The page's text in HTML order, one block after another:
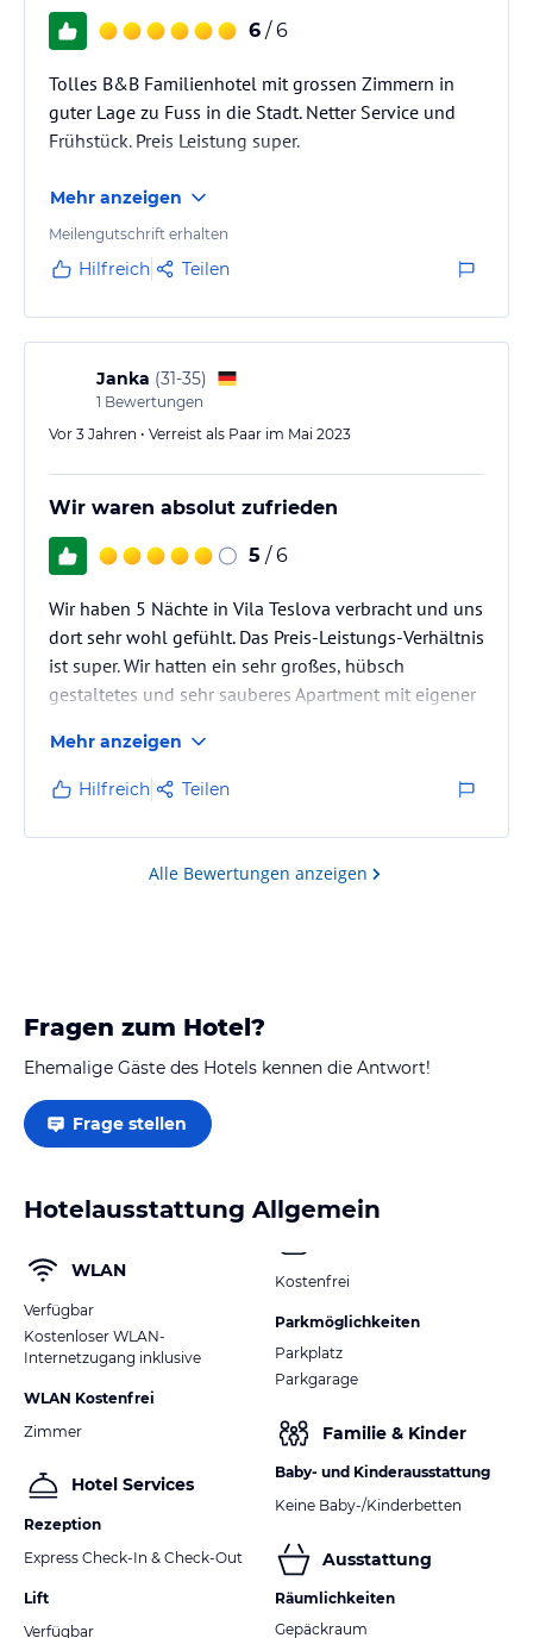
6 / 6
Tolles B&B Familienhotel mit grossen Zimmern in
guter Lage zu Fuss in die Stadt. Netter Service und
Frühstück. Preis Leistung super.
Mehr anzeigen
Meilengutschrift erhalten
Hilfreich Teilen
Janka (31-35)
1 Bewertungen
Vor 3 Jahren • Verreist als Paar im Mai 2023
Wir waren absolut zufrieden
5 / 6
Wir haben 5 Nächte in Vila Teslova verbracht und uns
dort sehr wohl gefühlt. Das Preis-Leistungs-Verhältnis
ist super. Wir hatten ein sehr großes, hübsch
gestaltetes und sehr sauberes Apartment mit eigener
nett und hilfsbereit. Das B&B liegt ein wenig abseits
von Altstadt, Busbahnhof und Co., aber beides ist
noch fußläufig und außerdem sind Taxifahrten in
Ljubljana sehr preiswert, sodass auch das kein
Problem darstellte. Das Frühstücksangebot war
Mehr anzeigen
Hilfreich Teilen
Alle Bewertungen anzeigen
Fragen zum Hotel?
Ehemalige Gäste des Hotels kennen die Antwort!
Frage stellen
Hotelausstattung Allgemein
WLAN
Verfügbar
Kostenloser WLAN-
Internetzugang inklusive
WLAN Kostenfrei
Zimmer
Hotel Services
Rezeption
Express Check-In & Check-Out
Lift
Verfügbar
Kostenfrei
Parkmöglichkeiten
Parkplatz
Parkgarage
Familie & Kinder
Baby- und Kinderausstattung
Keine Baby-/Kinderbetten
Ausstattung
Räumlichkeiten
Gepäckraum